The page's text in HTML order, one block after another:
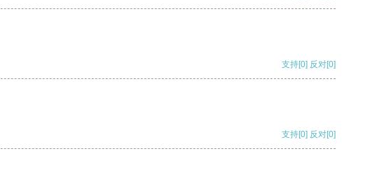
支持[0] 反对[0]
支持[0] 反对[0]